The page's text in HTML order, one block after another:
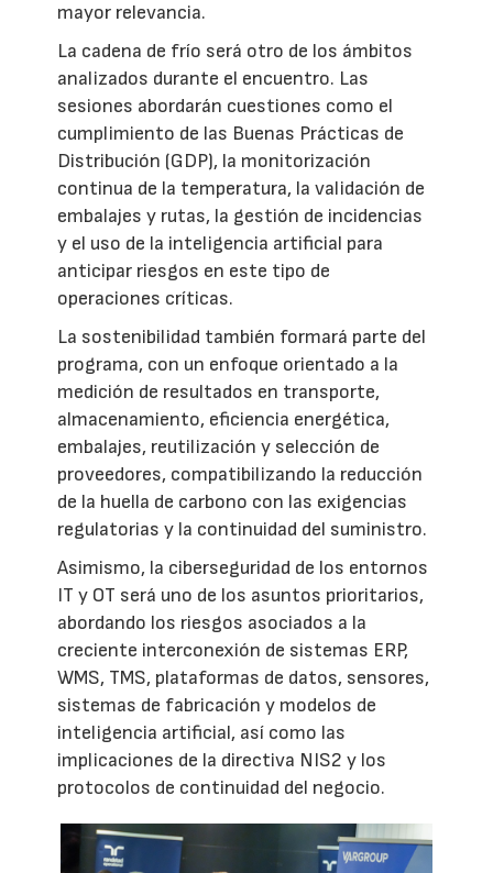
mayor relevancia.
La cadena de frío será otro de los ámbitos
analizados durante el encuentro. Las
sesiones abordarán cuestiones como el
cumplimiento de las Buenas Prácticas de
Distribución (GDP), la monitorización
continua de la temperatura, la validación de
embalajes y rutas, la gestión de incidencias
y el uso de la inteligencia artificial para
anticipar riesgos en este tipo de
operaciones críticas.
La sostenibilidad también formará parte del
programa, con un enfoque orientado a la
medición de resultados en transporte,
almacenamiento, eficiencia energética,
embalajes, reutilización y selección de
proveedores, compatibilizando la reducción
de la huella de carbono con las exigencias
regulatorias y la continuidad del suministro.
Asimismo, la ciberseguridad de los entornos
IT y OT será uno de los asuntos prioritarios,
abordando los riesgos asociados a la
creciente interconexión de sistemas ERP,
WMS, TMS, plataformas de datos, sensores,
sistemas de fabricación y modelos de
inteligencia artificial, así como las
implicaciones de la directiva NIS2 y los
protocolos de continuidad del negocio.